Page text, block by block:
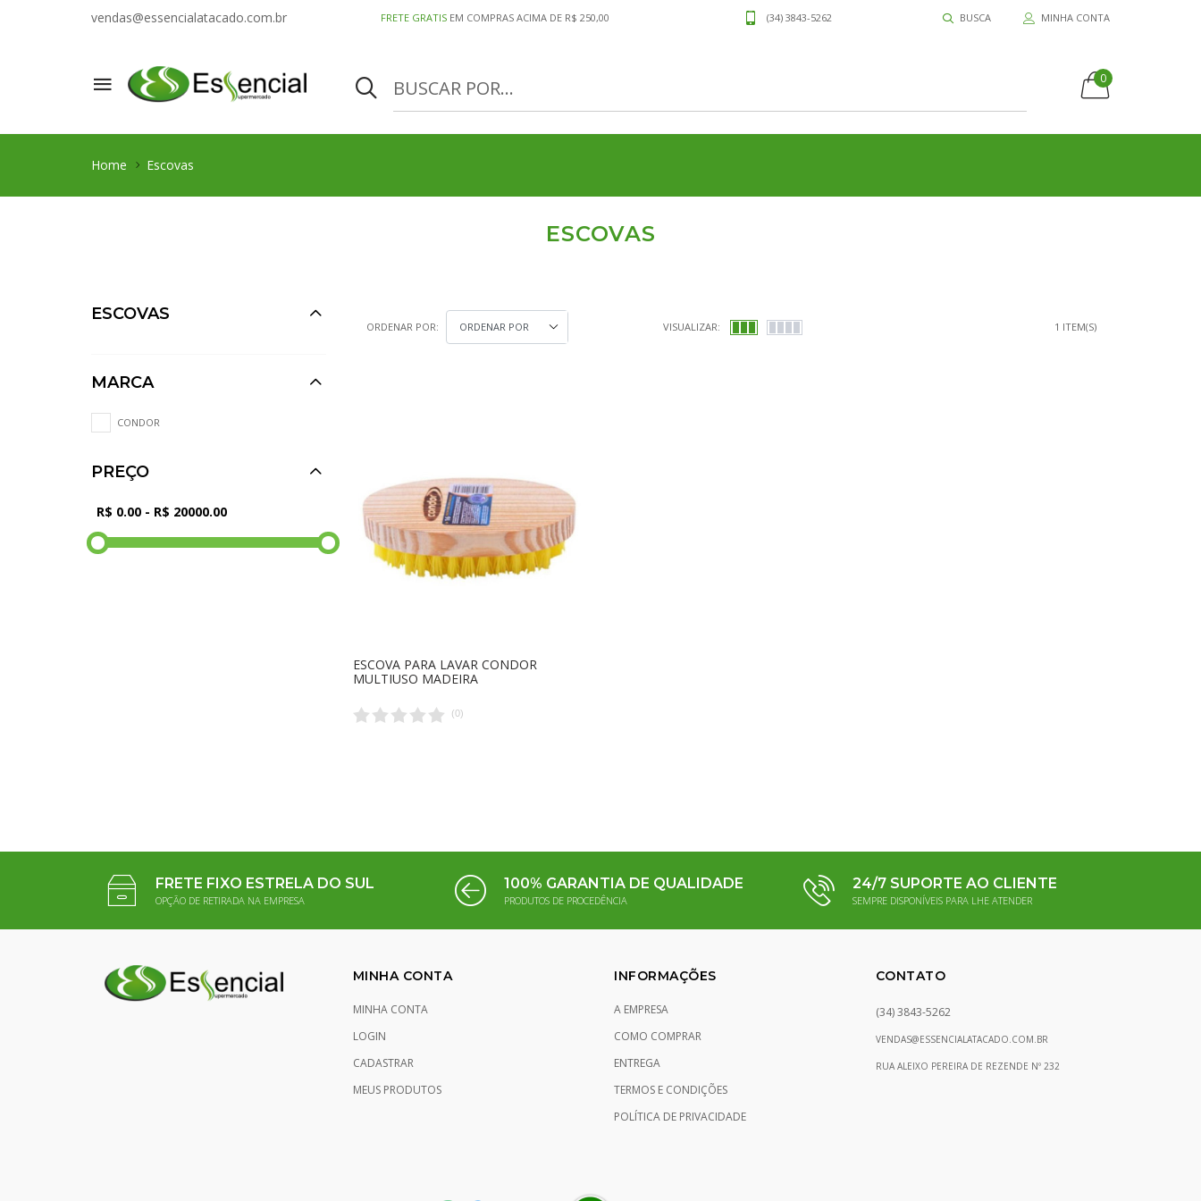
vendas@essencialatacado.com.br FRETE GRATIS EM COMPRAS ACIMA DE R$ 250,00 (34) 3843-5262 BUSCA MINHA CONTA
0
Home Escovas
ESCOVAS
ESCOVAS
MARCA
CONDOR
PREÇO
ORDENAR POR: VISUALIZAR: 1 ITEM(S)
ESCOVA PARA LAVAR CONDOR
MULTIUSO MADEIRA
(0)
FRETE FIXO ESTRELA DO SUL
OPÇÃO DE RETIRADA NA EMPRESA
100% GARANTIA DE QUALIDADE
PRODUTOS DE PROCEDÊNCIA
24/7 SUPORTE AO CLIENTE
SEMPRE DISPONÍVEIS PARA LHE ATENDER
MINHA CONTA
MINHA CONTA
LOGIN
CADASTRAR
MEUS PRODUTOS
INFORMAÇÕES
A EMPRESA
COMO COMPRAR
ENTREGA
TERMOS E CONDIÇÕES
POLÍTICA DE PRIVACIDADE
CONTATO
(34) 3843-5262
VENDAS@ESSENCIALATACADO.COM.BR
RUA ALEIXO PEREIRA DE REZENDE Nº 232